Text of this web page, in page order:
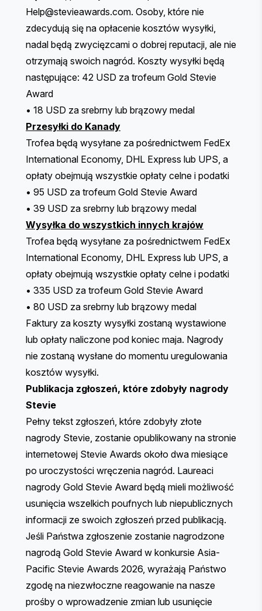
Help@stevieawards.com. Osoby, które nie
zdecydują się na opłacenie kosztów wysyłki,
nadal będą zwycięzcami o dobrej reputacji, ale nie
otrzymają swoich nagród. Koszty wysyłki będą
następujące: 42 USD za trofeum Gold Stevie
Award
• 18 USD za srebrny lub brązowy medal
Przesyłki do Kanady
Trofea będą wysyłane za pośrednictwem FedEx
International Economy, DHL Express lub UPS, a
opłaty obejmują wszystkie opłaty celne i podatki
• 95 USD za trofeum Gold Stevie Award
• 39 USD za srebrny lub brązowy medal
Wysyłka do wszystkich innych krajów
Trofea będą wysyłane za pośrednictwem FedEx
International Economy, DHL Express lub UPS, a
opłaty obejmują wszystkie opłaty celne i podatki
• 335 USD za trofeum Gold Stevie Award
• 80 USD za srebrny lub brązowy medal
Faktury za koszty wysyłki zostaną wystawione
lub opłaty naliczone pod koniec maja. Nagrody
nie zostaną wysłane do momentu uregulowania
kosztów wysyłki.
Publikacja zgłoszeń, które zdobyły nagrody
Stevie
Pełny tekst zgłoszeń, które zdobyły złote
nagrody Stevie, zostanie opublikowany na stronie
internetowej Stevie Awards około dwa miesiące
po uroczystości wręczenia nagród. Laureaci
nagrody Gold Stevie Award będą mieli możliwość
usunięcia wszelkich poufnych lub niepublicznych
informacji ze swoich zgłoszeń przed publikacją.
Jeśli Państwa zgłoszenie zostanie nagrodzone
nagrodą Gold Stevie Award w konkursie Asia-
Pacific Stevie Awards 2026, wyrażają Państwo
zgodę na niezwłoczne reagowanie na nasze
prośby o wprowadzenie zmian lub usunięcie